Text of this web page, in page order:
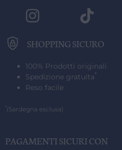
SHOPPING SICURO
100% Prodotti originali
Spedizione gratuita*
Reso facile
*(Sardegna esclusa)
PAGAMENTI SICURI CON